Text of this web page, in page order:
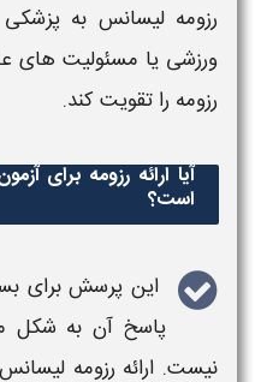
رزومه لیسانس به پزشکی
ورزشی یا مسئولیت های
رزومه را تقویت کند.
آیا ارائه رزومه برای
است؟
این پرسشبرای
پاسخ آن به شکل
نیست. ارائه رزومه